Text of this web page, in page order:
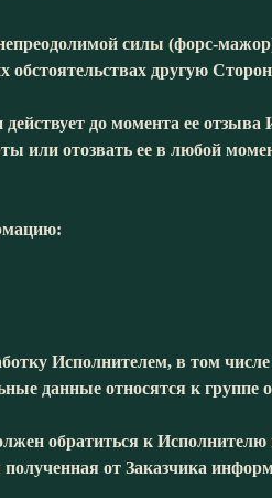
силы (форс-
обстоятельствах другую
до момента ее отзыва
или отозвать ее в любой
Исполнителем, в том
данные относятся к
обратиться к
от Заказчика